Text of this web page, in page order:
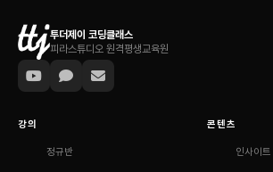
투더제이 코딩클래스
피라스튜디오 원격평생교육원
강의
정규반
콘텐츠
인사이트